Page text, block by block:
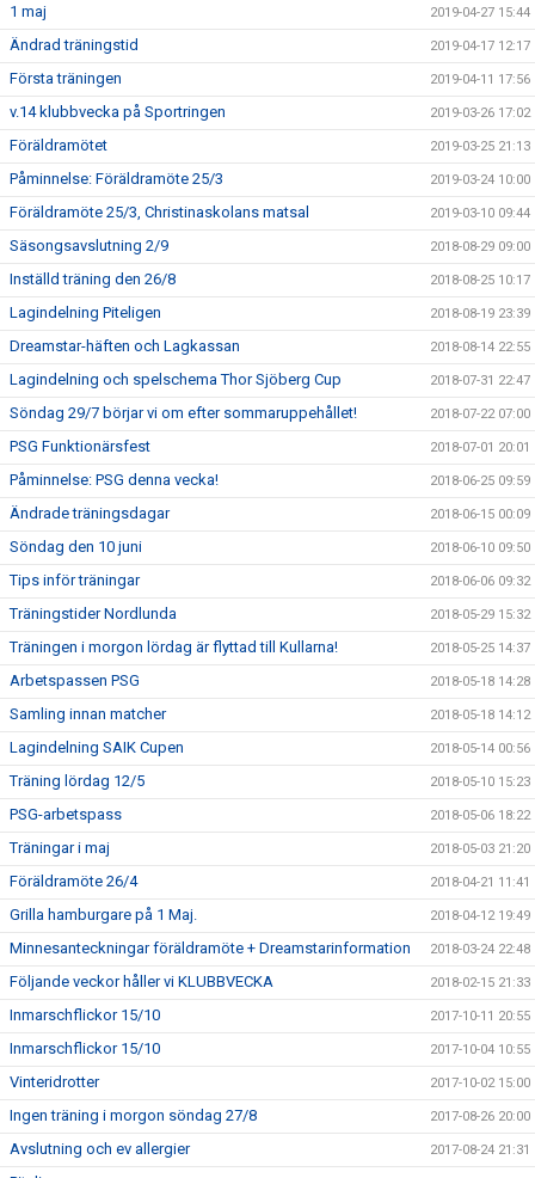
1 maj 2019-04-27 15:44
Ändrad träningstid 2019-04-17 12:17
Första träningen 2019-04-11 17:56
v.14 klubbvecka på Sportringen 2019-03-26 17:02
Föräldramötet 2019-03-25 21:13
Påminnelse: Föräldramöte 25/3 2019-03-24 10:00
Föräldramöte 25/3, Christinaskolans matsal 2019-03-10 09:44
Säsongsavslutning 2/9 2018-08-29 09:00
Inställd träning den 26/8 2018-08-25 10:17
Lagindelning Piteligen 2018-08-19 23:39
Dreamstar-häften och Lagkassan 2018-08-14 22:55
Lagindelning och spelschema Thor Sjöberg Cup 2018-07-31 22:47
Söndag 29/7 börjar vi om efter sommaruppehållet! 2018-07-22 07:00
PSG Funktionärsfest 2018-07-01 20:01
Påminnelse: PSG denna vecka! 2018-06-25 09:59
Ändrade träningsdagar 2018-06-15 00:09
Söndag den 10 juni 2018-06-10 09:50
Tips inför träningar 2018-06-06 09:32
Träningstider Nordlunda 2018-05-29 15:32
Träningen i morgon lördag är flyttad till Kullarna! 2018-05-25 14:37
Arbetspassen PSG 2018-05-18 14:28
Samling innan matcher 2018-05-18 14:12
Lagindelning SAIK Cupen 2018-05-14 00:56
Träning lördag 12/5 2018-05-10 15:23
PSG-arbetspass 2018-05-06 18:22
Träningar i maj 2018-05-03 21:20
Föräldramöte 26/4 2018-04-21 11:41
Grilla hamburgare på 1 Maj. 2018-04-12 19:49
Minnesanteckningar föräldramöte + Dreamstarinformation 2018-03-24 22:48
Följande veckor håller vi KLUBBVECKA 2018-02-15 21:33
Inmarschflickor 15/10 2017-10-11 20:55
Inmarschflickor 15/10 2017-10-04 10:55
Vinteridrotter 2017-10-02 15:00
Ingen träning i morgon söndag 27/8 2017-08-26 20:00
Avslutning och ev allergier 2017-08-24 21:31